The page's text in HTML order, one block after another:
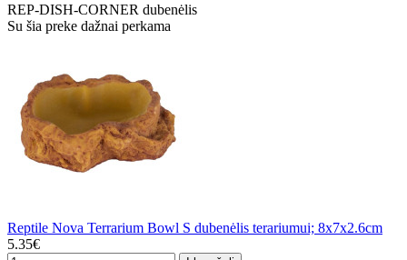
REP-DISH-CORNER dubenėlis
Su šia preke dažnai perkama
Reptile Nova Terrarium Bowl S dubenėlis terariumui; 8x7x2.6cm
5.35€